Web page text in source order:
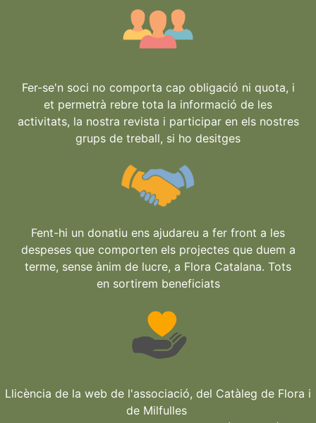
Fer-se'n soci no comporta cap obligació ni quota, i
et permetrà rebre tota la informació de les
activitats, la nostra revista i participar en els nostres
grups de treball, si ho desitges
Fent-hi un donatiu ens ajudareu a fer front a les
despeses que comporten els projectes que duem a
terme, sense ànim de lucre, a Flora Catalana. Tots
en sortirem beneficiats
Llicència de la web de l'associació, del Catàleg de Flora i
de Milfulles